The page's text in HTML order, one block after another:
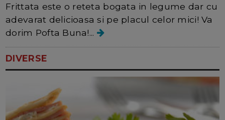
Frittata este o reteta bogata in legume dar cu
adevarat delicioasa si pe placul celor mici! Va
dorim Pofta Buna!...
DIVERSE